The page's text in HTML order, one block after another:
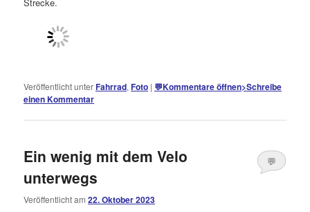
Veröffentlicht unterFahrrad,Foto | 💬Kommentare öffnen>Schreibe
einen Kommentar
Ein wenig mit dem Velo
unterwegs
Veröffentlicht am22. Oktober 2023
💬